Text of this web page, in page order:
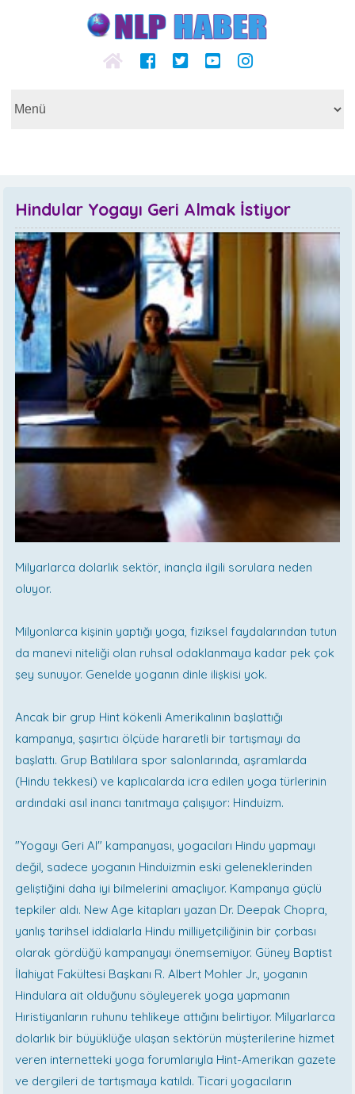
Hindular Yogayı Geri Almak İstiyor
Milyarlarca dolarlık sektör, inançla ilgili sorulara neden
oluyor.
Milyonlarca kişinin yaptığı yoga, fiziksel faydalarından tutun
da manevi niteliği olan ruhsal odaklanmaya kadar pek çok
şey sunuyor. Genelde yoganın dinle ilişkisi yok.
Ancak bir grup Hint kökenli Amerikalının başlattığı
kampanya, şaşırtıcı ölçüde hararetli bir tartışmayı da
başlattı. Grup Batılılara spor salonlarında, aşramlarda
(Hindu tekkesi) ve kaplıcalarda icra edilen yoga türlerinin
ardındaki asıl inancı tanıtmaya çalışıyor: Hinduizm.
"Yogayı Geri Al" kampanyası, yogacıları Hindu yapmayı
değil, sadece yoganın Hinduizmin eski geleneklerinden
geliştiğini daha iyi bilmelerini amaçlıyor. Kampanya güçlü
tepkiler aldı. New Age kitapları yazan Dr. Deepak Chopra,
yanlış tarihsel iddialarla Hindu milliyetçiliğinin bir çorbası
olarak gördüğü kampanyayı önemsemiyor. Güney Baptist
İlahiyat Fakültesi Başkanı R. Albert Mohler Jr., yoganın
Hindulara ait olduğunu söyleyerek yoga yapmanın
Hıristiyanların ruhunu tehlikeye attığını belirtiyor. Milyarlarca
dolarlık bir büyüklüğe ulaşan sektörün müşterilerine hizmet
veren internetteki yoga forumlarıyla Hint-Amerikan gazete
ve dergileri de tartışmaya katıldı. Ticari yogacıların